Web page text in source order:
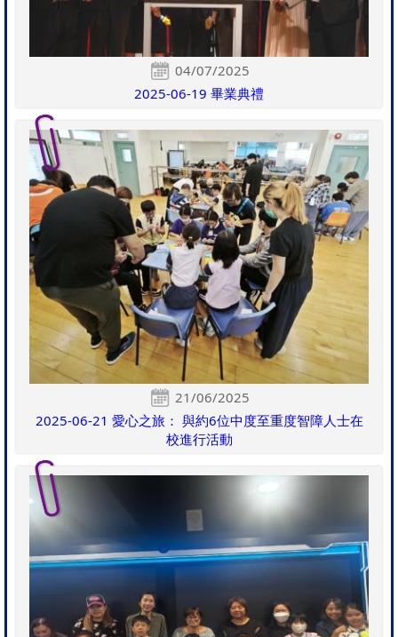
04/07/2025
2025-06-19 畢業典禮
21/06/2025
2025-06-21 愛心之旅： 與約6位中度至重度智障人士在
校進行活動